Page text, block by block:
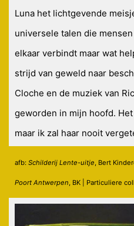
Luna het lichtgevende
universele talen die
elkaar verbindt maar wat
strijd van geweld naar
Cloche en de muziek van
geworden in mijn hoofd.
maar ik zal haar nooit
afb: Schilderij Lente-uitje , Bert
Poort Antwerpen , BK | Particuliere